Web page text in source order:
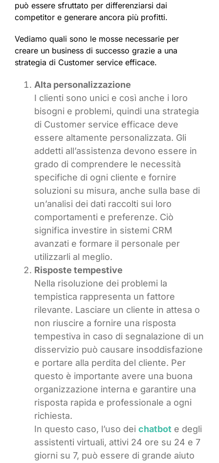
può essere sfruttato per differenziarsi dai
competitor e generare ancora più profitti.
Vediamo quali sono le mosse necessarie per
creare un business di successo grazie a una
strategia di Customer service efficace.
Alta personalizzazione
I clienti sono unici e così anche i loro
bisogni e problemi, quindi una strategia
di Customer service efficace deve
essere altamente personalizzata. Gli
addetti all’assistenza devono essere in
grado di comprendere le necessità
specifiche di ogni cliente e fornire
soluzioni su misura, anche sulla base di
un’analisi dei dati raccolti sui loro
comportamenti e preferenze. Ciò
significa investire in sistemi CRM
avanzati e formare il personale per
utilizzarli al meglio.
Risposte tempestive
Nella risoluzione dei problemi la
tempistica rappresenta un fattore
rilevante. Lasciare un cliente in attesa o
non riuscire a fornire una risposta
tempestiva in caso di segnalazione di un
disservizio può causare insoddisfazione
e portare alla perdita del cliente. Per
questo è importante avere una buona
organizzazione interna e garantire una
risposta rapida e professionale a ogni
richiesta.
In questo caso, l’uso dei chatbot e degli
assistenti virtuali, attivi 24 ore su 24 e 7
giorni su 7, può essere di grande aiuto